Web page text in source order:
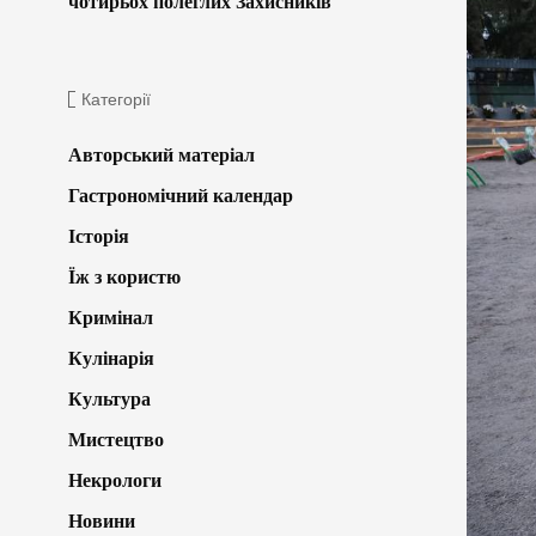
Категорії
Авторський матеріал
Гастрономічний календар
Історія
Їж з користю
Кримінал
Кулінарія
Культура
Мистецтво
Некрологи
Новини